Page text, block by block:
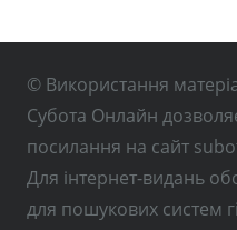
© Використання
Субота Онлайн
посилання на сайт
Для інтернет-видань
для пошукових систем